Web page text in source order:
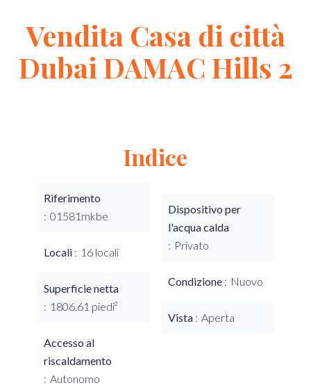
Vendita Casa di città
Dubai DAMAC Hills 2
Indice
Riferimento
01581mkbe
Locali 16 locali
Superficie netta
1806.61 piedi²
Accesso al
riscaldamento
Autonomo
Dispositivo per
l'acqua calda
Privato
Condizione Nuovo
Vista Aperta